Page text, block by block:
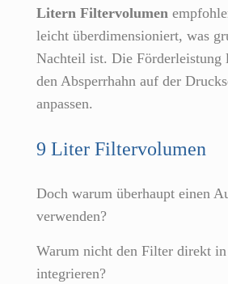
Litern Filtervolumen
leicht überdimensioniert, was
Nachteil ist. Die Förderleistung
den Absperrhahn auf der
anpassen.
9 Liter Filtervolumen
Doch warum überhaupt einen
verwenden?
Warum nicht den Filter direkt
integrieren?